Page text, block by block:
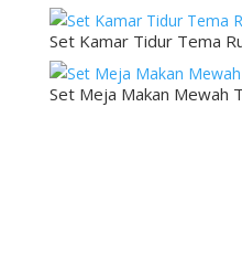
Set Kamar Tidur Tema
Set Meja Makan Mewah